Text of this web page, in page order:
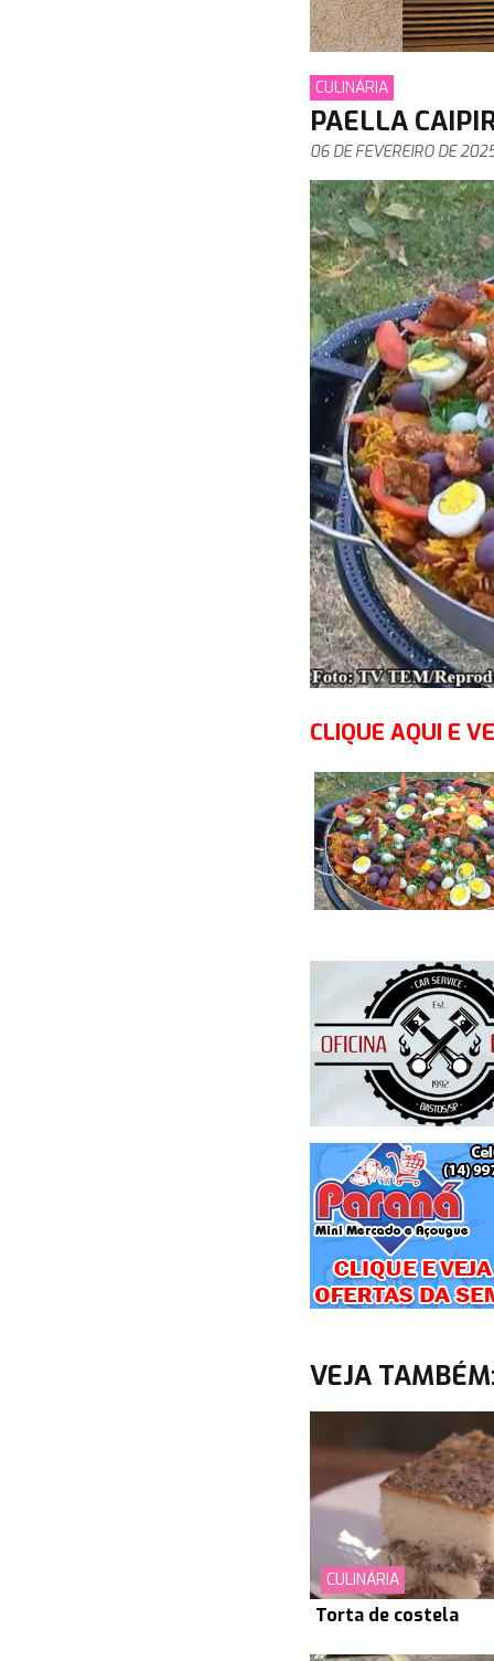
CULINÁRIA
PAELLA
06 DE FEVEREIRO DE
CLIQUE AQUI E
VEJA
CULINÁRIA
Torta de costela